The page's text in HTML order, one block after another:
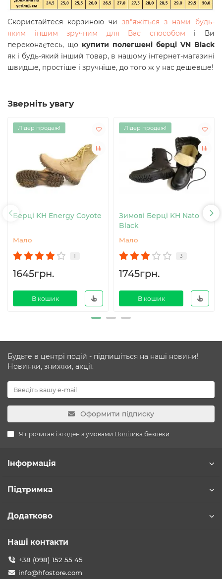
Скористайтеся корзиною чи зв"яжіться з нами будь-
яким іншим зручним для Вас способом і Ви
переконаєтесь, що купити полегшені берці VN Black
як і будь-який інший товар, в нашому інтернет-магазині
швидше, простіше і зручніше, до того ж у нас дешевше!
Зверніть увагу
Лідер продаж!
Берці KH Energy Coyote
Мало
1
1645грн.
В кошик
Лідер продаж!
Зимові Берці KH Nato
Black
Мало
3
1745грн.
В кошик
Будьте в центрі подій - підпишіться на наші новини!
Новинки, знижки, акції.
Оформити підписку
Я прочитав і згоден з умовами Політика безпеки
Інформація
Підтримка
Додатково
Наші контакти
+38 (098) 152 55 45
info@hfostore.com